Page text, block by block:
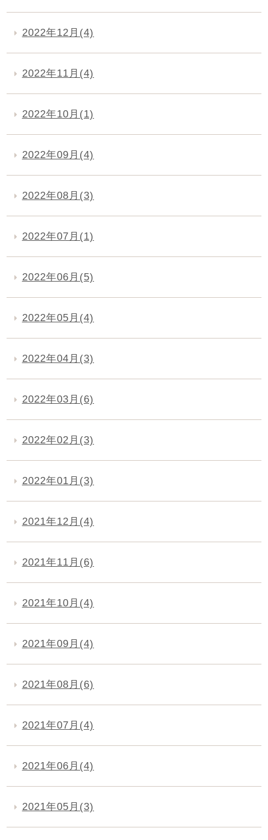
2022年12月(4)
2022年11月(4)
2022年10月(1)
2022年09月(4)
2022年08月(3)
2022年07月(1)
2022年06月(5)
2022年05月(4)
2022年04月(3)
2022年03月(6)
2022年02月(3)
2022年01月(3)
2021年12月(4)
2021年11月(6)
2021年10月(4)
2021年09月(4)
2021年08月(6)
2021年07月(4)
2021年06月(4)
2021年05月(3)